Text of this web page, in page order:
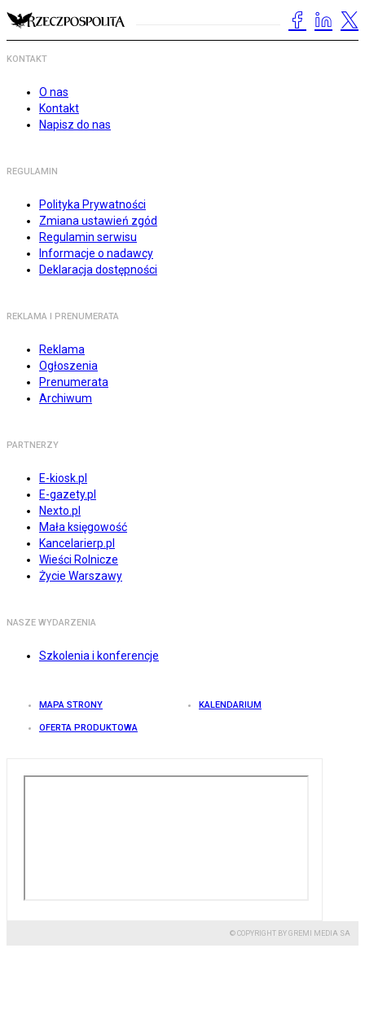
KONTAKT
O nas
Kontakt
Napisz do nas
REGULAMIN
Polityka Prywatności
Zmiana ustawień zgód
Regulamin serwisu
Informacje o nadawcy
Deklaracja dostępności
REKLAMA I PRENUMERATA
Reklama
Ogłoszenia
Prenumerata
Archiwum
PARTNERZY
E-kiosk.pl
E-gazety.pl
Nexto.pl
Mała księgowość
Kancelarierp.pl
Wieści Rolnicze
Życie Warszawy
NASZE WYDARZENIA
Szkolenia i konferencje
MAPA STRONY KALENDARIUM
OFERTA PRODUKTOWA
© COPYRIGHT BY GREMI MEDIA SA